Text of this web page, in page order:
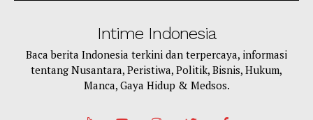
Intime Indonesia
Baca berita Indonesia terkini dan terpercaya, informasi
tentang Nusantara, Peristiwa, Politik, Bisnis, Hukum,
Manca, Gaya Hidup & Medsos.